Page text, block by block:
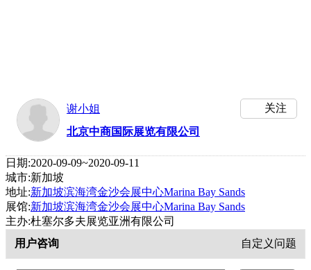
关注
谢小姐
北京中商国际展览有限公司
日期:2020-09-09~2020-09-11
城市:新加坡
地址:新加坡滨海湾金沙会展中心Marina Bay Sands
展馆:新加坡滨海湾金沙会展中心Marina Bay Sands
主办:杜塞尔多夫展览亚洲有限公司
用户咨询
自定义问题